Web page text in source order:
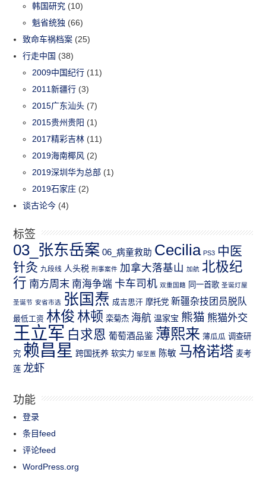
韩国研究 (10)
魁省统独 (66)
致命车祸档案 (25)
行走中国 (38)
2009中国纪行 (11)
2011新疆行 (3)
2015广东汕头 (7)
2015贵州贵阳 (1)
2017精彩吉林 (11)
2019海南椰风 (2)
2019深圳华为总部 (1)
2019石家庄 (2)
谈古论今 (4)
标签
03_张东岳案 06_病童救助 Cecilia PS3 中医
针灸 九段线 人头税 刑事案件 加拿大落基山 加航 北极纪
行 南方周末 南海争端 卡车司机 双重国籍 同一首歌 圣诞灯屋
圣诞节 安省市选 张国焘 成吉思汗 摩托党 新疆杂技团员脱队
最低工资 林俊 林顿 栾菊杰 海航 温家宝 熊猫 熊猫外交
王立军 白求恩 葡萄酒品鉴 薄熙来 薄瓜瓜 调查研
究 赖昌星 跨国抚养 软实力 邹至蕙 陈敏 马格诺塔 麦考
莲 龙虾
功能
登录
条目feed
评论feed
WordPress.org